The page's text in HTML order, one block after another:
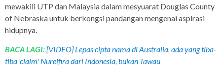
mewakili UTP dan Malaysia dalam mesyuarat Douglas County
of Nebraska untuk berkongsi pandangan mengenai aspirasi
hidupnya.
BACA LAGI:[VIDEO] Lepas cipta nama di Australia, ada yang tiba-
tiba 'claim' Nurelfira dari Indonesia, bukan Tawau